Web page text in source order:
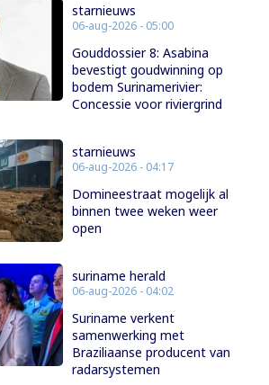
starnieuws
06-aug-2026 - 05:00
Gouddossier 8: Asabina
bevestigt goudwinning op
bodem Surinamerivier:
Concessie voor riviergrind
starnieuws
06-aug-2026 - 04:17
Domineestraat mogelijk al
binnen twee weken weer
open
suriname herald
06-aug-2026 - 04:02
Suriname verkent
samenwerking met
Braziliaanse producent van
radarsystemen